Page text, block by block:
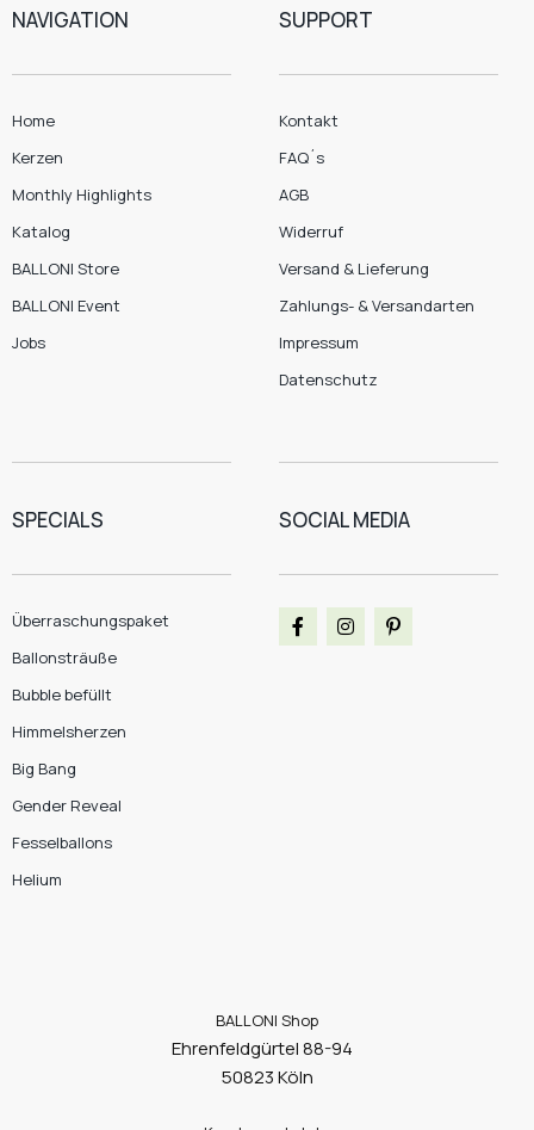
NAVIGATION
Home
Kerzen
Monthly Highlights
Katalog
BALLONI Store
BALLONI Event
Jobs
SUPPORT
Kontakt
FAQ´s
AGB
Widerruf
Versand & Lieferung
Zahlungs- & Versandarten
Impressum
Datenschutz
SPECIALS
Überraschungspaket
Ballonsträuße
Bubble befüllt
Himmelsherzen
Big Bang
Gender Reveal
Fesselballons
Helium
SOCIAL MEDIA
BALLONI Shop
Ehrenfeldgürtel 88-94
50823 Köln